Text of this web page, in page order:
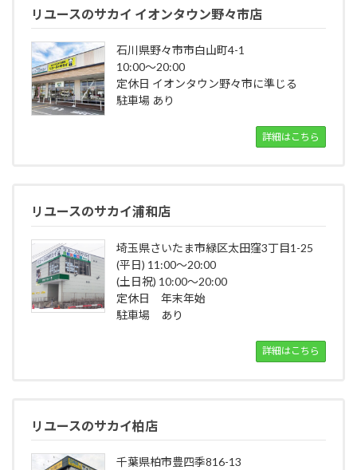
リユースのサカイ イオンタウン野々市店
石川県野々市市白山町4-1
10:00～20:00
定休日 イオンタウン野々市に準じる
駐車場 あり
詳細はこちら
リユースのサカイ浦和店
埼玉県さいたま市緑区太田窪3丁目1-25
(平日) 11:00～20:00
(土日祝) 10:00～20:00
定休日 年末年始
駐車場 あり
詳細はこちら
リユースのサカイ柏店
千葉県柏市豊四季816-13